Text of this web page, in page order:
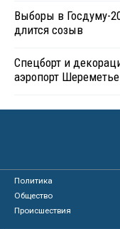
Выборы в Госдуму-
длится созыв
Спецборт и
аэропорт
Политика
Общество
Происшествия